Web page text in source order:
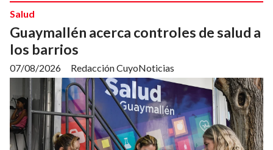
Guaymallén acerca controles de salud a
los barrios
Redacción CuyoNoticias
Salud
07/08/2026